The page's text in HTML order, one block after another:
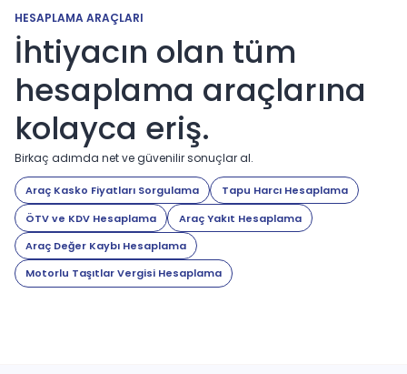
HESAPLAMA ARAÇLARI
İhtiyacın olan tüm
hesaplama araçlarına
kolayca eriş.
Birkaç adımda net ve güvenilir sonuçlar al.
Araç Kasko Fiyatları Sorgulama
Tapu Harcı Hesaplama
ÖTV ve KDV Hesaplama
Araç Yakıt Hesaplama
Araç Değer Kaybı Hesaplama
Motorlu Taşıtlar Vergisi Hesaplama